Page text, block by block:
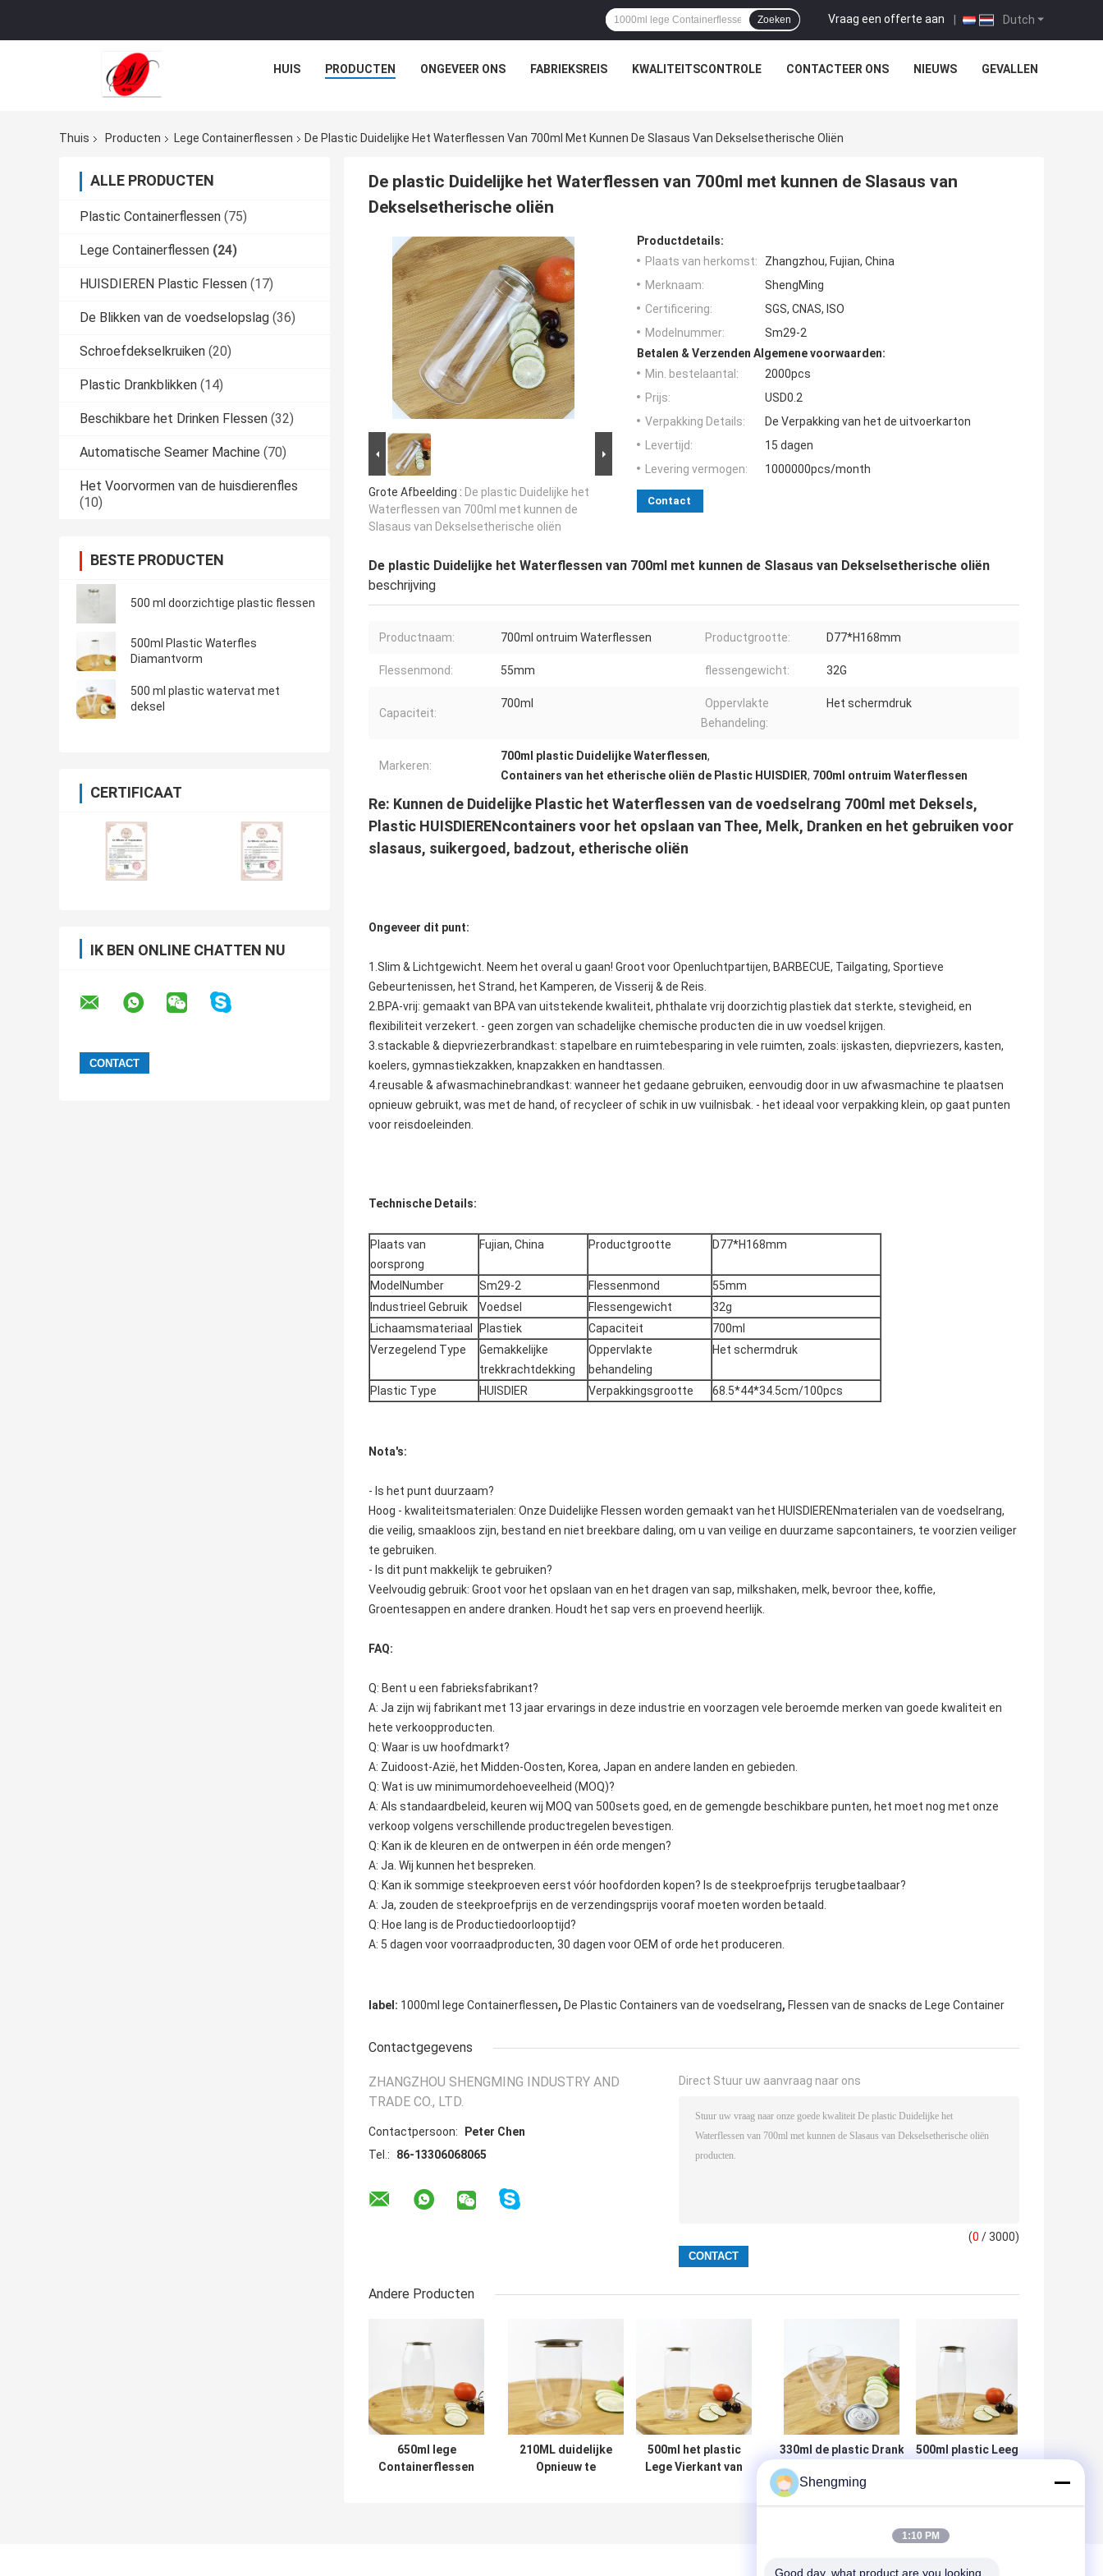
Dutch
Vraag een offerte aan |
Zoeken
HUIS PRODUCTEN ONGEVEER ONS FABRIEKSREIS KWALITEITSCONTROLE CONTACTEER ONS NIEUWS GEVALLEN
Thuis Producten Lege Containerflessen De Plastic Duidelijke Het Waterflessen Van 700ml Met Kunnen De Slasaus Van Dekselsetherische Oliën
ALLE PRODUCTEN
Plastic Containerflessen (75)
Lege Containerflessen (24)
HUISDIEREN Plastic Flessen (17)
De Blikken van de voedselopslag (36)
Schroefdekselkruiken (20)
Plastic Drankblikken (14)
Beschikbare het Drinken Flessen (32)
Automatische Seamer Machine (70)
Het Voorvormen van de huisdierenfles
(10)
BESTE PRODUCTEN
500 ml doorzichtige plastic flessen
500ml Plastic Waterfles
Diamantvorm
500 ml plastic watervat met
deksel
CERTIFICAAT
IK BEN ONLINE CHATTEN NU
De plastic Duidelijke het Waterflessen van 700ml met kunnen de Slasaus van
Dekselsetherische oliën
Grote Afbeelding : De plastic Duidelijke het
Waterflessen van 700ml met kunnen de
Slasaus van Dekselsetherische oliën
Productdetails:
Plaats van herkomst:
Zhangzhou, Fujian, China
Merknaam:
ShengMing
Certificering:
SGS, CNAS, ISO
Modelnummer:
Sm29-2
Betalen & Verzenden Algemene voorwaarden:
Min. bestelaantal:
2000pcs
Prijs:
USD0.2
Verpakking Details:
De Verpakking van het de uitvoerkarton
Levertijd:
15 dagen
Levering vermogen:
1000000pcs/month
Contact
De plastic Duidelijke het Waterflessen van 700ml met kunnen de Slasaus van Dekselsetherische oliën
beschrijving
Productnaam: 700ml ontruim Waterflessen Productgrootte: D77*H168mm
Flessenmond: 55mm flessengewicht: 32G
Capaciteit:
700ml
Oppervlakte
Behandeling:
Het schermdruk
Markeren:
700ml plastic Duidelijke Waterflessen,
Containers van het etherische oliën de Plastic HUISDIER, 700ml ontruim Waterflessen
Re: Kunnen de Duidelijke Plastic het Waterflessen van de voedselrang 700ml met Deksels,
Plastic HUISDIERENcontainers voor het opslaan van Thee, Melk, Dranken en het gebruiken voor
slasaus, suikergoed, badzout, etherische oliën
Ongeveer dit punt:
1.Slim & Lichtgewicht. Neem het overal u gaan! Groot voor Openluchtpartijen, BARBECUE, Tailgating, Sportieve
Gebeurtenissen, het Strand, het Kamperen, de Visserij & de Reis.
2.BPA-vrij: gemaakt van BPA van uitstekende kwaliteit, phthalate vrij doorzichtig plastiek dat sterkte, stevigheid, en
flexibiliteit verzekert. - geen zorgen van schadelijke chemische producten die in uw voedsel krijgen.
3.stackable & diepvriezerbrandkast: stapelbare en ruimtebesparing in vele ruimten, zoals: ijskasten, diepvriezers, kasten,
koelers, gymnastiekzakken, knapzakken en handtassen.
4.reusable & afwasmachinebrandkast: wanneer het gedaane gebruiken, eenvoudig door in uw afwasmachine te plaatsen
opnieuw gebruikt, was met de hand, of recycleer of schik in uw vuilnisbak. - het ideaal voor verpakking klein, op gaat punten
voor reisdoeleinden.
Technische Details:
Plaats van
oorsprong
Fujian, China Productgrootte D77*H168mm
ModelNumber Sm29-2 Flessenmond
55mm
Industrieel Gebruik
Voedsel Flessengewicht
32g
Lichaamsmateriaal
Plastiek Capaciteit
700ml
Verzegelend Type
Gemakkelijke
trekkrachtdekking
Oppervlakte
behandeling
Het schermdruk
Plastic Type HUISDIER Verpakkingsgrootte 68.5*44*34.5cm/100pcs
Nota's:
- Is het punt duurzaam?
Hoog - kwaliteitsmaterialen: Onze Duidelijke Flessen worden gemaakt van het HUISDIERENmaterialen van de voedselrang,
die veilig, smaakloos zijn, bestand en niet breekbare daling, om u van veilige en duurzame sapcontainers, te voorzien veiliger
te gebruiken.
- Is dit punt makkelijk te gebruiken?
Veelvoudig gebruik: Groot voor het opslaan van en het dragen van sap, milkshaken, melk, bevroor thee, koffie,
Groentesappen en andere dranken. Houdt het sap vers en proevend heerlijk.
FAQ:
Q: Bent u een fabrieksfabrikant?
A: Ja zijn wij fabrikant met 13 jaar ervarings in deze industrie en voorzagen vele beroemde merken van goede kwaliteit en
hete verkoopproducten.
Q: Waar is uw hoofdmarkt?
A: Zuidoost-Azië, het Midden-Oosten, Korea, Japan en andere landen en gebieden.
Q: Wat is uw minimumordehoeveelheid (MOQ)?
A: Als standaardbeleid, keuren wij MOQ van 500sets goed, en de gemengde beschikbare punten, het moet nog met onze
verkoop volgens verschillende productregelen bevestigen.
Q: Kan ik de kleuren en de ontwerpen in één orde mengen?
A: Ja. Wij kunnen het bespreken.
Q: Kan ik sommige steekproeven eerst vóór hoofdorden kopen? Is de steekproefprijs terugbetaalbaar?
A: Ja, zouden de steekproefprijs en de verzendingsprijs vooraf moeten worden betaald.
Q: Hoe lang is de Productiedoorlooptijd?
A: 5 dagen voor voorraadproducten, 30 dagen voor OEM of orde het produceren.
label: 1000ml lege Containerflessen, De Plastic Containers van de voedselrang, Flessen van de snacks de Lege Container
Contactgegevens
ZHANGZHOU SHENGMING INDUSTRY AND
TRADE CO., LTD.
Contactpersoon:
Peter Chen
Tel.:
86-13306068065
Direct Stuur uw aanvraag naar ons
(0 / 3000)
Andere Producten
650ml lege
Containerflessen
210ML duidelijke
Opnieuw te
500ml het plastic
Lege Vierkant van
330ml de plastic Drank
Gemakkelijke de
Trekkrachtdekking in
HUISDIERENcontainers
500ml plastic Leeg
Suikergoedbadzout
Shengming
1:10 PM
Good day, what product are you looking